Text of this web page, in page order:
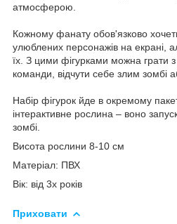
атмосферою.
Кожному фанату обов'язково
улюблених персонажів на екрані,
їх. З цими фігурками можна грати
команди, відчути себе злим зомбі
Набір фігурок йде в окремому
інтерактивне рослина – воно
зомбі.
Висота рослини 8-10 см
Матеріал: ПВХ
Вік: від 3х років
Приховати